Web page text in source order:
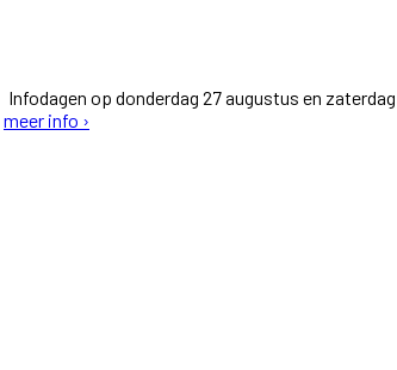
Infodagen op donderdag 27 augustus en
meer info ›